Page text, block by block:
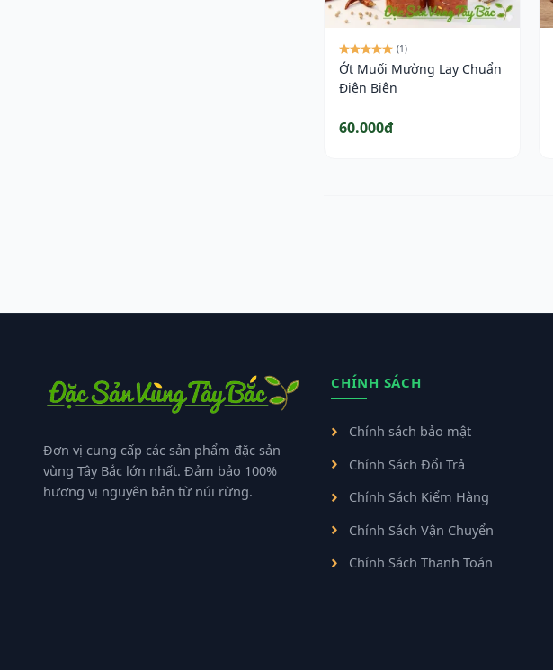
(1)
Ớt Muối Mường Lay Chuẩn
Điện Biên
60.000đ
Đơn vị cung cấp các sản phẩm đặc sản
vùng Tây Bắc lớn nhất. Đảm bảo 100%
hương vị nguyên bản từ núi rừng.
CHÍNH SÁCH
Chính sách bảo mật
Chính Sách Đổi Trả
Chính Sách Kiểm Hàng
Chính Sách Vận Chuyển
Chính Sách Thanh Toán